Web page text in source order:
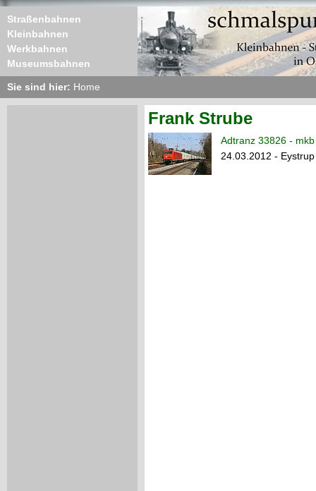
Straßenbahnen
Kleinbahnen
Werkbahnen
Museumsbahnen
Sie sind hier: Home
Frank Strube
Adtranz 33826 -
24.03.2012 - Eystrup